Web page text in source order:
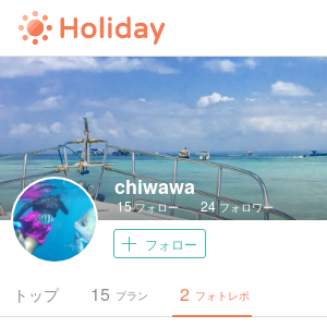
chiwawa
15フォロー 24フォロワー
フォロー
トップ プラン
15 フォトレポ
2